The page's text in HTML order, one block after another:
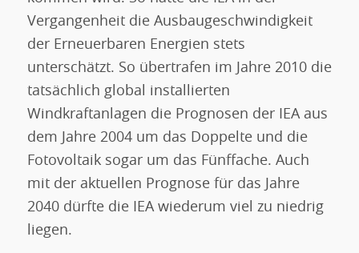
Vergangenheit die Ausbaugeschwindigkeit
der Erneuerbaren Energien stets
unterschätzt. So übertrafen im Jahre 2010 die
tatsächlich global installierten
Windkraftanlagen die Prognosen der IEA aus
dem Jahre 2004 um das Doppelte und die
Fotovoltaik sogar um das Fünffache. Auch
mit der aktuellen Prognose für das Jahre
2040 dürfte die IEA wiederum viel zu niedrig
liegen.